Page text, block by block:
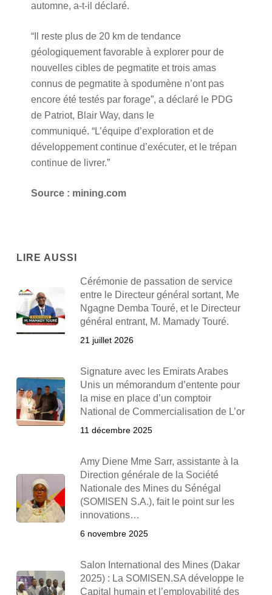
automne, a-t-il déclaré.
“Il reste plus de 20 km de tendance
géologiquement favorable à explorer pour de
nouvelles cibles de pegmatite et trois amas
connus de pegmatite à spodumène n’ont pas
encore été testés par forage”, a déclaré le PDG
de Patriot, Blair Way, dans le
communiqué. “L’équipe d’exploration et de
développement continue d’exécuter, et le trépan
continue de livrer.”
Source : mining.com
LIRE AUSSI
Cérémonie de passation de service
entre le Directeur général sortant, Me
Ngagne Demba Touré, et le Directeur
général entrant, M. Mamady Touré.
21 juillet 2026
Signature avec les Emirats Arabes
Unis un mémorandum d’entente pour
la mise en place d’un comptoir
National de Commercialisation de L’or
11 décembre 2025
Amy Diene Mme Sarr, assistante à la
Direction générale de la Société
Nationale des Mines du Sénégal
(SOMISEN S.A.), fait le point sur les
innovations…
6 novembre 2025
Salon International des Mines (Dakar
2025) : La SOMISEN.SA développe le
Capital humain et l’employabilité des